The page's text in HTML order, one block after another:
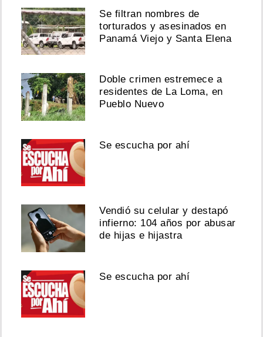
Se filtran nombres de
torturados y asesinados en
Panamá Viejo y Santa Elena
Doble crimen estremece a
residentes de La Loma, en
Pueblo Nuevo
Se escucha por ahí
Vendió su celular y destapó
infierno: 104 años por abusar
de hijas e hijastra
Se escucha por ahí